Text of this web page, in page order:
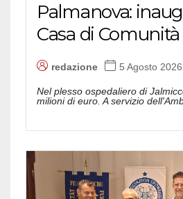
Palmanova:
Casa di Comunità
redazione 5 Agosto 2026
Nel plesso ospedaliero di
milioni di euro. A servizio